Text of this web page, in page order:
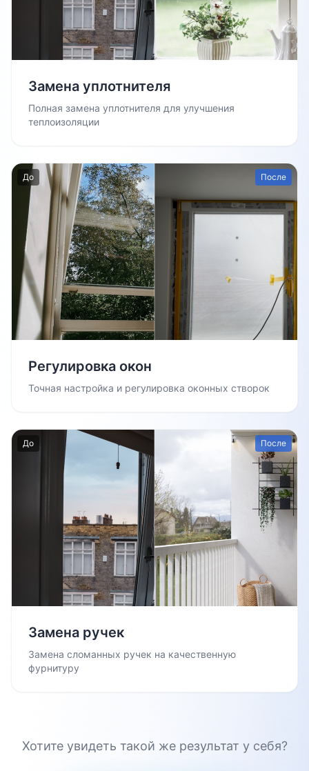
Замена уплотнителя
Полная замена уплотнителя для улучшения
теплоизоляции
До После
Регулировка окон
Точная настройка и регулировка оконных створок
До После
Замена ручек
Замена сломанных ручек на качественную
фурнитуру
Хотите увидеть такой же результат у себя?